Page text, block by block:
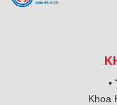
•
Khoa